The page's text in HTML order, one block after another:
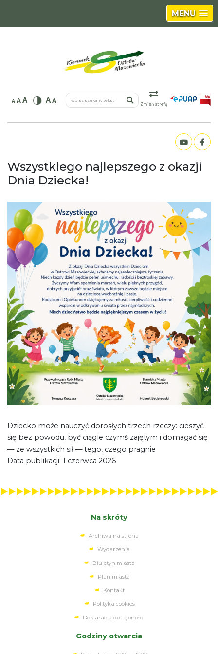
MENU
A AA AA wpisz szukany tekst
Zmień strefę
Wszystkiego najlepszego z okazji
Dnia Dziecka!
Dziecko może nauczyć dorosłych trzech rzeczy: cieszyć
się bez powodu, być ciągle czymś zajętym i domagać się
— ze wszystkich sił — tego, czego pragnie
Data publikacji: 1 czerwca 2026
Na skróty
Archiwalna strona
Wydarzenia
Biuletyn miasta
Plan miasta
Kontakt
Polityka cookies
Deklaracja dostępności
Godziny otwarcia